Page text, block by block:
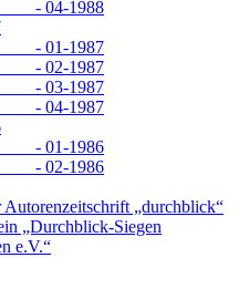
1988
1987
1987
1987
1987
1986
1986
„durchblick“
„Durchblick-Siegen
e.V.“